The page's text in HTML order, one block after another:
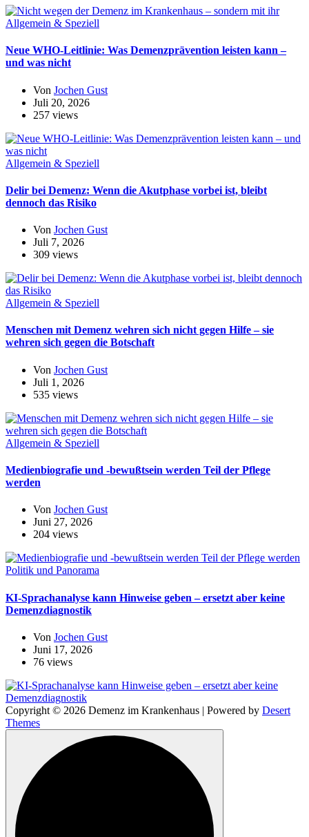
Allgemein & Speziell
Neue WHO-Leitlinie: Was Demenzprävention leisten kann –
und was nicht
Von Jochen Gust
Juli 20, 2026
257 views
Allgemein & Speziell
Delir bei Demenz: Wenn die Akutphase vorbei ist, bleibt
dennoch das Risiko
Von Jochen Gust
Juli 7, 2026
309 views
Allgemein & Speziell
Menschen mit Demenz wehren sich nicht gegen Hilfe – sie
wehren sich gegen die Botschaft
Von Jochen Gust
Juli 1, 2026
535 views
Allgemein & Speziell
Medienbiografie und -bewußtsein werden Teil der Pflege
werden
Von Jochen Gust
Juni 27, 2026
204 views
Politik und Panorama
KI-Sprachanalyse kann Hinweise geben – ersetzt aber keine
Demenzdiagnostik
Von Jochen Gust
Juni 17, 2026
76 views
Copyright © 2026 Demenz im Krankenhaus | Powered by Desert
Themes